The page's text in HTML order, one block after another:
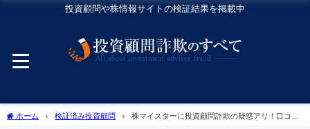
投資顧問や株情報サイトの検証結果を掲載中
ホーム 検証済み投資顧問
株マイスターに投資顧問詐欺の疑惑アリ！口コミ